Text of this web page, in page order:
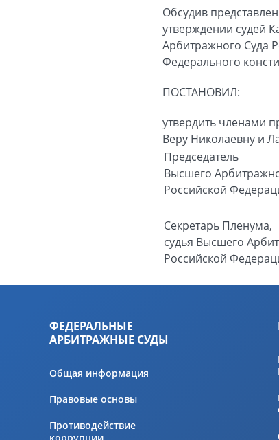
Обсудив
утверждении судей
Арбитражного Суда
Федерального
ПОСТАНОВИЛ:
утвердить членами
Веру Николаевну и
Председатель
Высшего
Российской
Секретарь Пленума,
судья Высшего
Российской
ФЕДЕРАЛЬНЫЕ
АРБИТРАЖНЫЕ СУДЫ
Общая информация
Правовые основы
Противодействие